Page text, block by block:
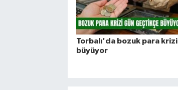
Torbalı'da bozuk para krizi
büyüyor